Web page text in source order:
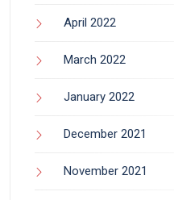
April 2022
March 2022
January 2022
December 2021
November 2021